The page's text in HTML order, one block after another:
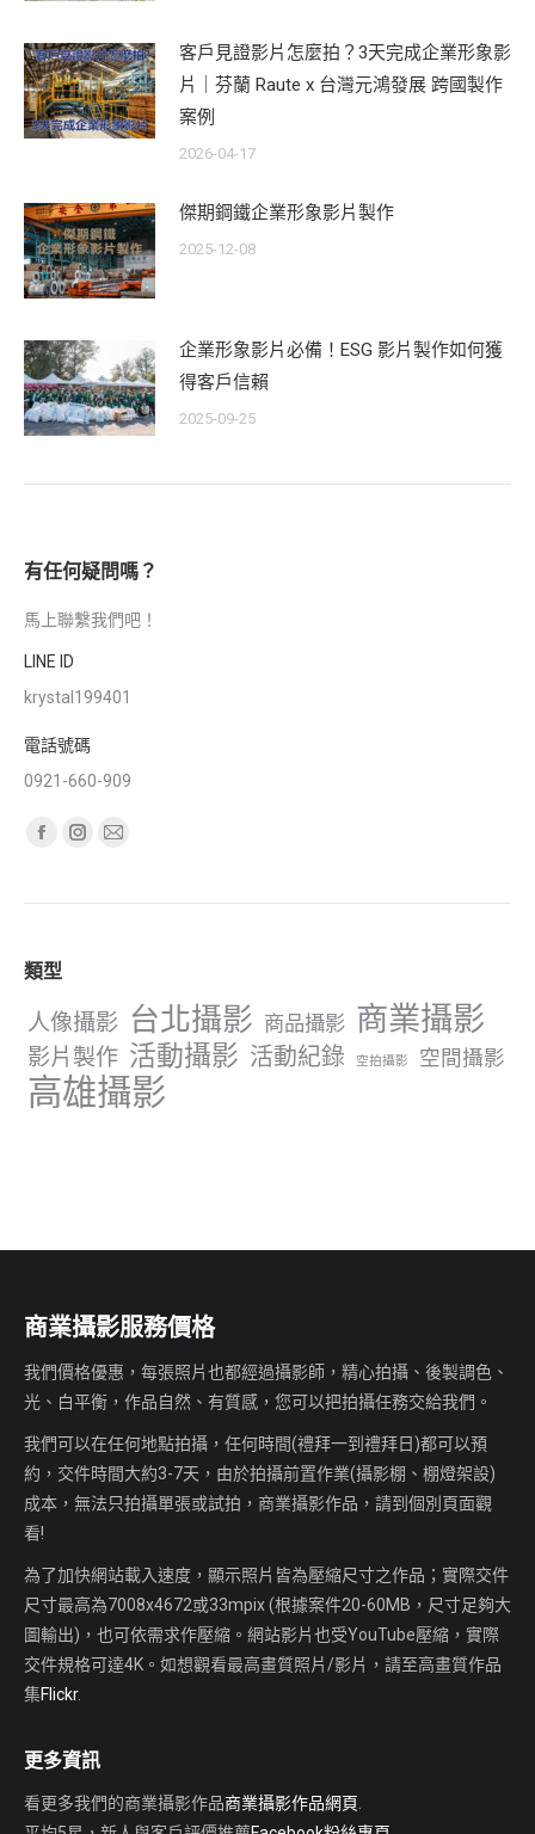
客戶見證影片怎麼拍？3天完成企業形象影
片｜芬蘭 Raute x 台灣元鴻發展 跨國製作
案例
2026-04-17
傑期鋼鐵企業形象影片製作
2025-12-08
企業形象影片必備！ESG 影片製作如何獲
得客戶信賴
2025-09-25
有任何疑問嗎？
馬上聯繫我們吧！
LINE ID
krystal199401
電話號碼
0921-660-909
Find us on:
Facebook
opens
new
Instagram
opens
Mail
opens
window
類型
人像攝影 台北攝影 商品攝影 商業攝影
影片製作 活動攝影 活動紀錄 空拍攝影 空間攝影
高雄攝影
商業攝影服務價格
我們價格優惠，每張照片也都經過攝影師，精心拍攝、後製調色、
光、白平衡，作品自然、有質感，您可以把拍攝任務交給我們。
我們可以在任何地點拍攝，任何時間(禮拜一到禮拜日)都可以預
約，交件時間大約3-7天，由於拍攝前置作業(攝影棚、棚燈架設)
成本，無法只拍攝單張或試拍，商業攝影作品，請到個別頁面觀
看!
為了加快網站載入速度，顯示照片皆為壓縮尺寸之作品；實際交件
尺寸最高為7008x4672或33mpix (根據案件20-60MB，尺寸足夠大
圖輸出)，也可依需求作壓縮。網站影片也受YouTube壓縮，實際
交件規格可達4K。如想觀看最高畫質照片/影片，請至高畫質作品
集Flickr.
更多資訊
看更多我們的商業攝影作品商業攝影作品網頁